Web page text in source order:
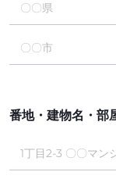
番地・建物名・部